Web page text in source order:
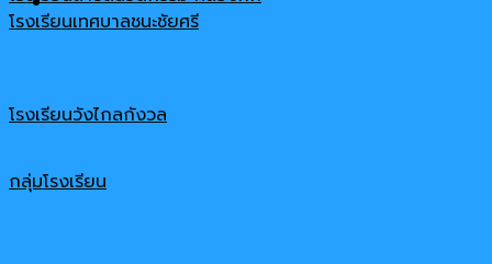
โรงเรียนเทศบาลชนะชัยศรี
โรงเรียนวังไกลกังวล
กลุ่มโรงเรียน